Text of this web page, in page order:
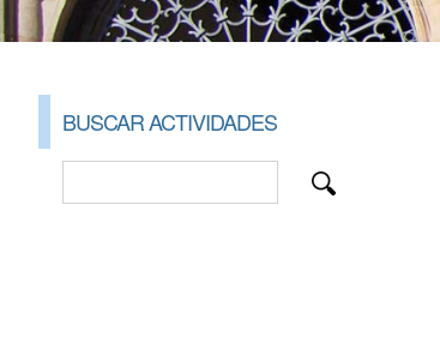
BUSCAR ACTIVIDADES